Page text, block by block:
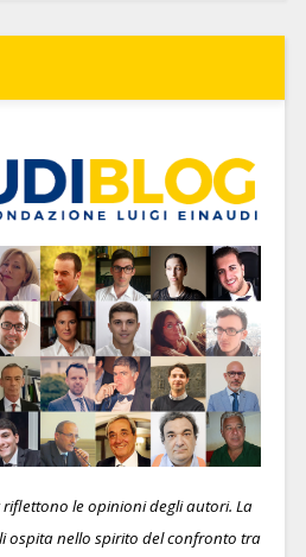
le opinioni degli autori. La
ospita nello spirito del confronto tra